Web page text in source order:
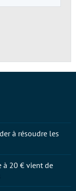
à résoudre les
à 20 € vient de